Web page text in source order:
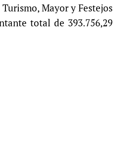
Mayor y Festejos
total de 393.756,29